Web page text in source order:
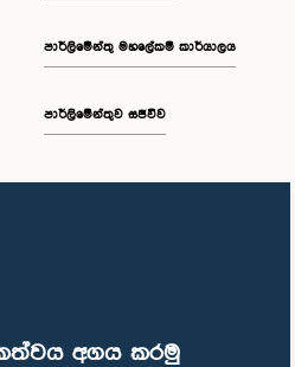
අගය කරමු
පාර්ලිමේන්තු මහලේකම් කාර්යාලය
පාර්ලිමේන්තුව සජීවීව